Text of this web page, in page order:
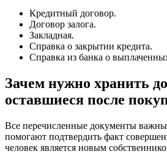
Кредитный договор.
Договор залога.
Закладная.
Справка о закрытии кредита.
Справка из банка о
Зачем нужно хранить
оставшиеся после
Все перечисленные документы
помогают подтвердить факт
человек является новым